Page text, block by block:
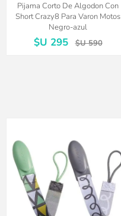
Pijama Corto De Algodon Con
Short Crazy8 Para Varon Motos
Negro-azul
$U 295 $U 590